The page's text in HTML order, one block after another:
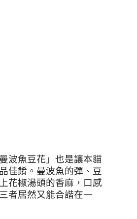
波魚豆花」也是讓本貓
佳餚。曼波魚的彈、豆
花椒湯頭的香麻，口感
者居然又能合諧在一